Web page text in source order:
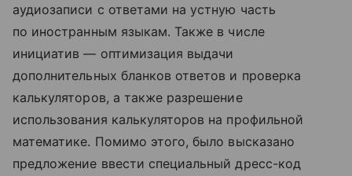
аудиозаписи с ответами на устную часть
по иностранным языкам. Также в числе
инициатив — оптимизация выдачи
дополнительных бланков ответов и проверка
калькуляторов, а также разрешение
использования калькуляторов на профильной
математике. Помимо этого, было высказано
предложение ввести специальный дресс-код